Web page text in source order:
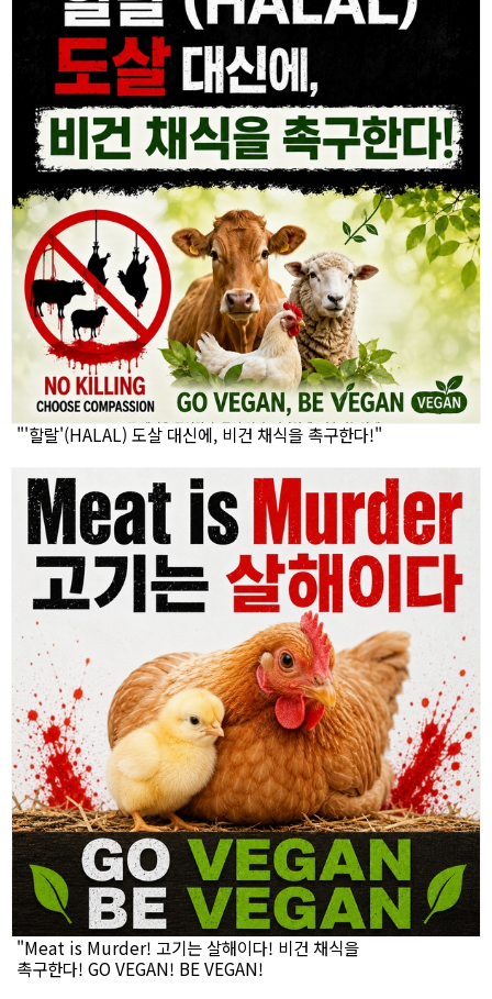
"'할랄'(HALAL) 도살 대신에, 비건 채식을 촉구한다!"
"Meat is Murder! 고기는 살해이다! 비건 채식을
촉구한다! GO VEGAN! BE VEGAN!